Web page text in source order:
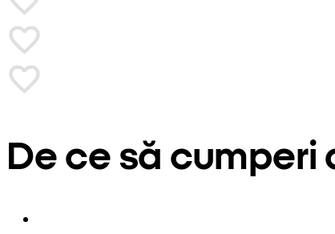
De ce să cumperi